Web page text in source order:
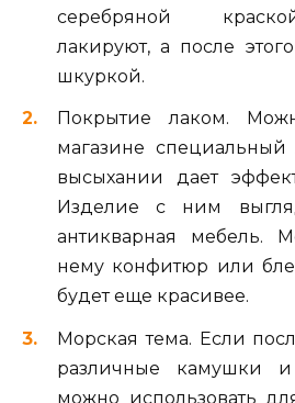
серебряной
лакируют, а после
шкуркой.
Покрытие лаком.
магазине
высыхании дает
Изделие с ним
антикварная мебель.
нему конфитюр или
будет еще красивее.
Морская тема. Если
различные камушки
можно использовать